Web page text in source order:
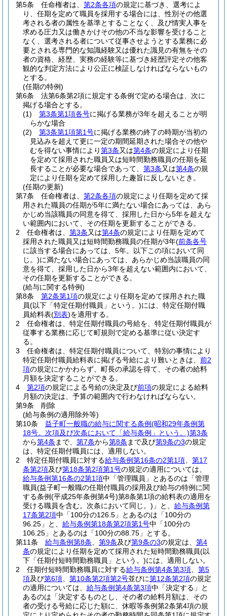
第5条
任命権者は、 第2条各項の規定に基づき、選考によ
り、任期を定めて職員を採用する場合には、性別その他選
考される者の属性を基準とすることなく、及び情実人事を
求める圧力又は働きかけその他の不当な影響を受けること
なく、選考される者について従事させようとする業務に必
要とされる専門的な知識経験又は優れた識見の有無をその
者の資格、経歴、実務の経験等に基づき経歴評定その他客
観的な判定方法により公正に検証しなければならないもの
とする。
(任期の特例)
第6条
法第6条第2項に規定する条例で定める場合は、次に
掲げる場合とする。
(1)
第3条第1項各号に掲げる業務が3年を超えることが明
らかな場合
(2)
第3条第1項第1号に掲げる業務の終了の時期が当初の
見込みを超えて更に一定の期間延期された場合その他や
むを得ない事情により第3条又は第4条の規定により任期
を定めて採用された職員又は短時間勤務職員の任期を延
長することが必要な場合であって、 第3条又は第4条の規
定により任期を定めて採用した趣旨に反しないとき。
(任期の更新)
第7条
任命権者は、 第2条各項の規定により任期を定めて採
用された職員の任期が5年に満たない場合にあっては、あら
かじめ当該職員の同意を得て、採用した日から5年を超えな
い範囲内において、その任期を更新することができる。
2
任命権者は、 第3条又は第4条の規定により任期を定めて
採用された職員又は短時間勤務職員の任期が3年(前条各号
に該当する場合にあっては、5年。以下この項において同
じ。)に満たない場合にあっては、あらかじめ当該職員の同
意を得て、採用した日から3年を超えない範囲内において、
その任期を更新することができる。
(給与に関する特例)
第8条
第2条第1項の規定により任期を定めて採用された職
員(以下「特定任期付職員」という。)には、特定任期付職
員給料表(別表)を適用する。
2
任命権者は、特定任期付職員の号給を、特定任期付職員が
従事する業務に応じて町規則で定める基準に従い決定す
る。
3
任命権者は、特定任期付職員について、特別の事情により
特定任期付職員給料表に掲げる号給により難いときは、 前2
項の規定にかかわらず、町長の承認を得て、その者の給料
月額を決定することができる。
4
第2項の規定による号給の決定及び前項の規定による給料
月額の決定は、予算の範囲内で行わなければならない。
第9条
削除
(給与条例の適用除外等)
第10条
益子町一般職の給与に関する条例(昭和29年条例第
18号。次項及び次条において「給与条例」という。)第3条
から第4条 まで、 第7条から第8条 まで及び第9条の3の規定
は、特定任期付職員には、適用しない。
2
特定任期付職員に対する給与条例第16条の2第1項
第17
条第2項及び第18条第2項第1号の規定の適用については、
給与条例第16条の2第1項中「管理職員」とあるのは「管理
職員(益子町一般職の任期付職員の採用及び給与の特例に関
する条例(平成25年条例第4号)第8条第1項の給料表の適用を
受ける職員を含む。次条において同じ。) 」と、 給与条例第
17条第2項中「100分の126.5」とあるのは「100分の
96.25」と、 給与条例第18条第2項第1号中「100分の
106.25」とあるのは「100分の88.75」とする。
第11条
給与条例第8条 第9条及び第9条の3の規定は、 第4
条の規定により任期を定めて採用された短時間勤務職員(以
下「任期付短時間勤務職員」という。)には、適用しない。
2
任期付短時間勤務職員に対する給与条例第4条第3項
第5
項及び第6項 第10条第2項第2号並びに第12条第2項の規定
の適用については、 給与条例第4条第3項中「決定する」と
あるのは「決定するものとし、その者の給料月額は、その
者の受ける号給に応じた額に、休暇等条例第2条第4項の規